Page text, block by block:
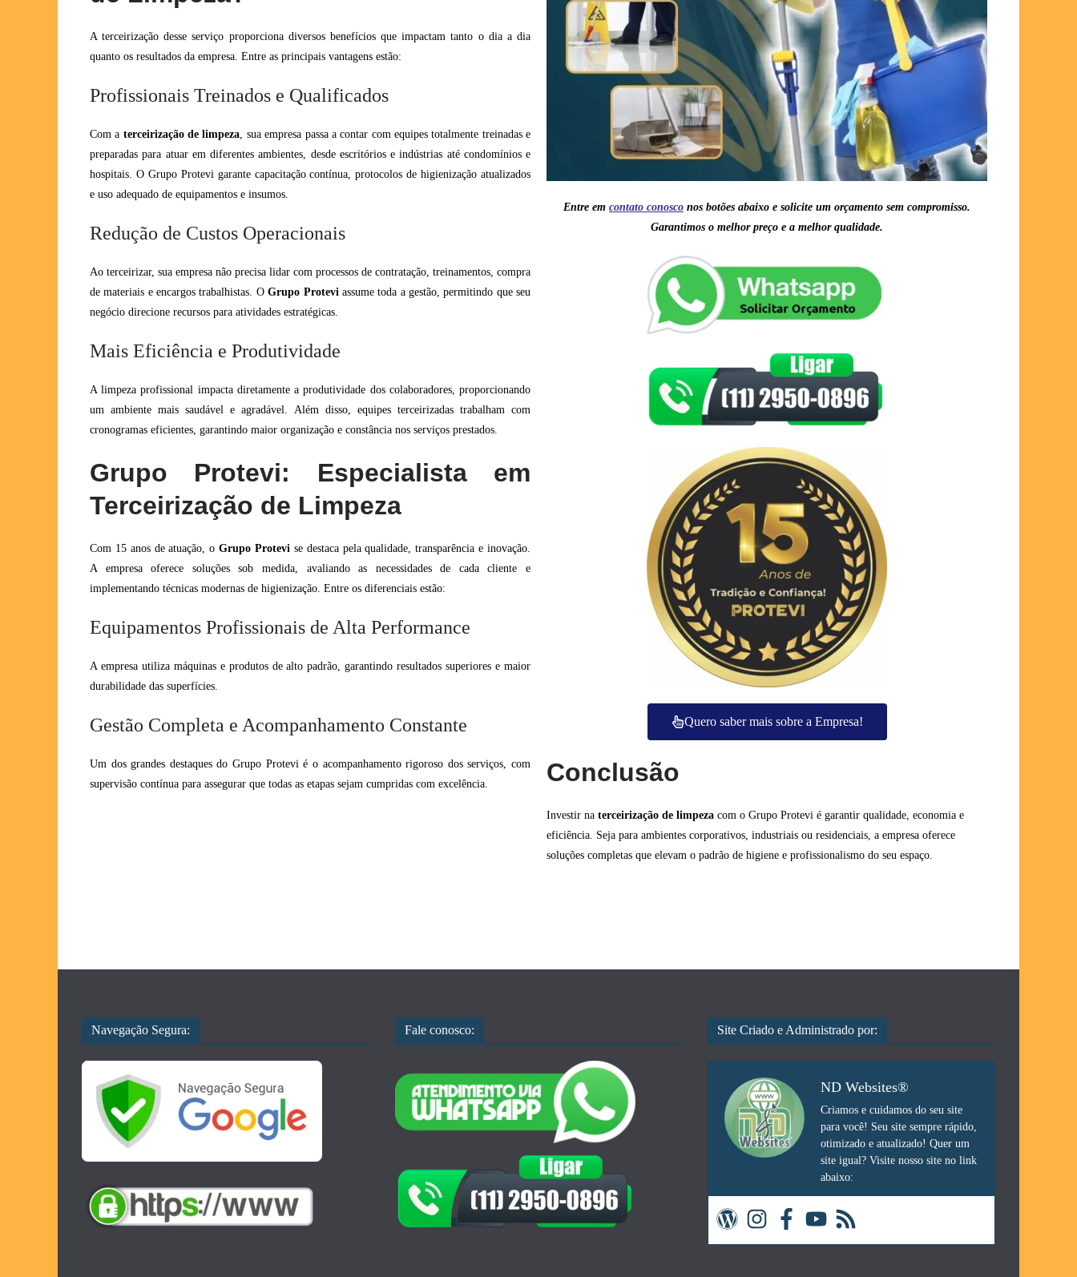
A terceirização desse serviço proporciona diversos benefícios que impactam tanto o dia a dia
quanto os resultados da empresa. Entre as principais vantagens estão:
Profissionais Treinados e Qualificados
Com a terceirização de limpeza, sua empresa passa a contar com equipes totalmente treinadas e
preparadas para atuar em diferentes ambientes, desde escritórios e indústrias até condomínios e
hospitais. O Grupo Protevi garante capacitação contínua, protocolos de higienização atualizados
e uso adequado de equipamentos e insumos.
Redução de Custos Operacionais
Ao terceirizar, sua empresa não precisa lidar com processos de contratação, treinamentos, compra
de materiais e encargos trabalhistas. OGrupo Proteviassume toda a gestão, permitindo que seu
negócio direcione recursos para atividades estratégicas.
Mais Eficiência e Produtividade
A limpeza profissional impacta diretamente a produtividade dos colaboradores, proporcionando
um ambiente mais saudável e agradável. Além disso, equipes terceirizadas trabalham com
cronogramas eficientes, garantindo maior organização e constância nos serviços prestados.
Grupo Protevi: Especialista em
Terceirização de Limpeza
Com 15 anos de atuação, oGrupo Protevi se destaca pela qualidade, transparência e inovação.
A empresa oferece soluções sob medida, avaliando as necessidades de cada cliente e
implementando técnicas modernas de higienização. Entre os diferenciais estão:
Equipamentos Profissionais de Alta Performance
A empresa utiliza máquinas e produtos de alto padrão, garantindo resultados superiores e maior
durabilidade das superfícies.
Gestão Completa e Acompanhamento Constante
Um dos grandes destaques do Grupo Protevi é o acompanhamento rigoroso dos serviços, com
supervisão contínua para assegurar que todas as etapas sejam cumpridas com excelência.
Entre em contato conosco nos botões abaixo e solicite um orçamento sem compromisso.
Garantimos o melhor preço e a melhor qualidade.
Quero saber mais sobre a Empresa!
Conclusão
Investir na terceirização de limpeza com o Grupo Protevi é garantir qualidade, economia e
eficiência. Seja para ambientes corporativos, industriais ou residenciais, a empresa oferece
soluções completas que elevam o padrão de higiene e profissionalismo do seu espaço.
Navegação Segura: Fale conosco: Site Criado e Administrado por:
ND Websites®
Criamos e cuidamos do seu site
para você! Seu site sempre rápido,
otimizado e atualizado! Quer um
site igual? Visite nosso site no link
abaixo: